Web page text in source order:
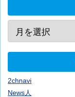
2chnavi
News人